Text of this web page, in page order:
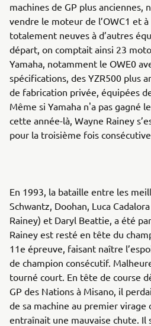
machines de GP plus anciennes,
vendre le moteur de l’OWC1 et
totalement neuves à d’autres
départ, on comptait ainsi 23
Yamaha, notamment le OWE0
spécifications, des YZR500 plus
de fabrication privée, équipées
Même si Yamaha n'a pas gagné
cette année-là, Wayne Rainey
pour la troisième fois
En 1993, la bataille entre les
Schwantz, Doohan, Luca
Rainey) et Daryl Beattie, a été
Rainey est resté en tête du
11e épreuve, faisant naître
de champion consécutif.
tourné court. En tête de course
GP des Nations à Misano, il
de sa machine au premier virage
entraînait une mauvaise chute. Il